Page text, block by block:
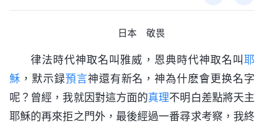
日本 敬畏
律法時代神取名叫雅威，恩典時代神取名叫耶
穌 ，默示録預言神還有新名，神為什麽會更换名字
呢？曾經，我就因對這方面的真理不明白差點將天主
耶穌的再來拒之門外，最後經過一番尋求考察，我終